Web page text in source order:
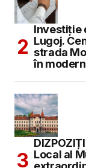
Investiție
Lugoj.
strada
în
Local al